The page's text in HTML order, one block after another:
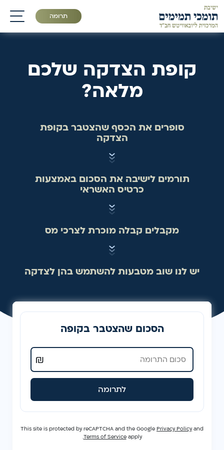
תרומה
תפריט
קופת הצדקה שלכם
מלאה?
סופרים את הכסף שהצטבר בקופת
הצדקה
תורמים לישיבה את הסכום באמצעות
כרטיס האשראי
מקבלים קבלה מוכרת לצרכי מס
יש לנו שוב מטבעות להשתמש בהן לצדקה